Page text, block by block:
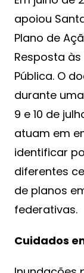
apoiou
Plano de
Resposta
Pública. O
durante
9 e 10 de
atuam em
identificar
diferentes
de planos
federativas.
Cuidados